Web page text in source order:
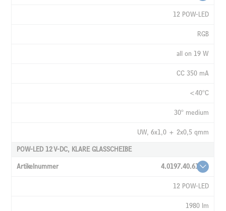
12 POW-LED
RGB
all on 19 W
CC 350 mA
<40°C
30° medium
UW, 6x1,0 + 2x0,5 qmm
POW-LED 12 V-DC, KLARE GLASSCHEIBE
4.0197.40.61
12 POW-LED
1980 lm